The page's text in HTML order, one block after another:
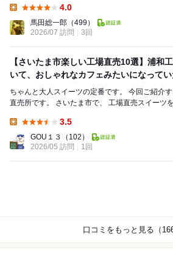
4.0
馬田総一郎 （499）
2026/07 訪問
3回
【さいたま市楽しい工場直売10選】浦和
いて、おしゃれなカフェみたいになって
ちゃんと大人スイーツの定番です。 今回ご紹介するお店は舟和 浦和工場
直売所です。 さいたま市で、 工場直売スイーツを理由に選ばれている一
3.5
GOU１３
（102）
2026/05 訪問
1回
口コミをもっと見る（166